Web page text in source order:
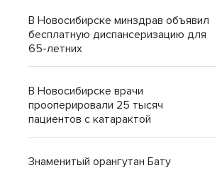
В Новосибирске минздрав объявил
бесплатную диспансеризацию для
65-летних
В Новосибирске врачи
прооперировали 25 тысяч
пациентов с катарактой
Знаменитый орангутан Бату